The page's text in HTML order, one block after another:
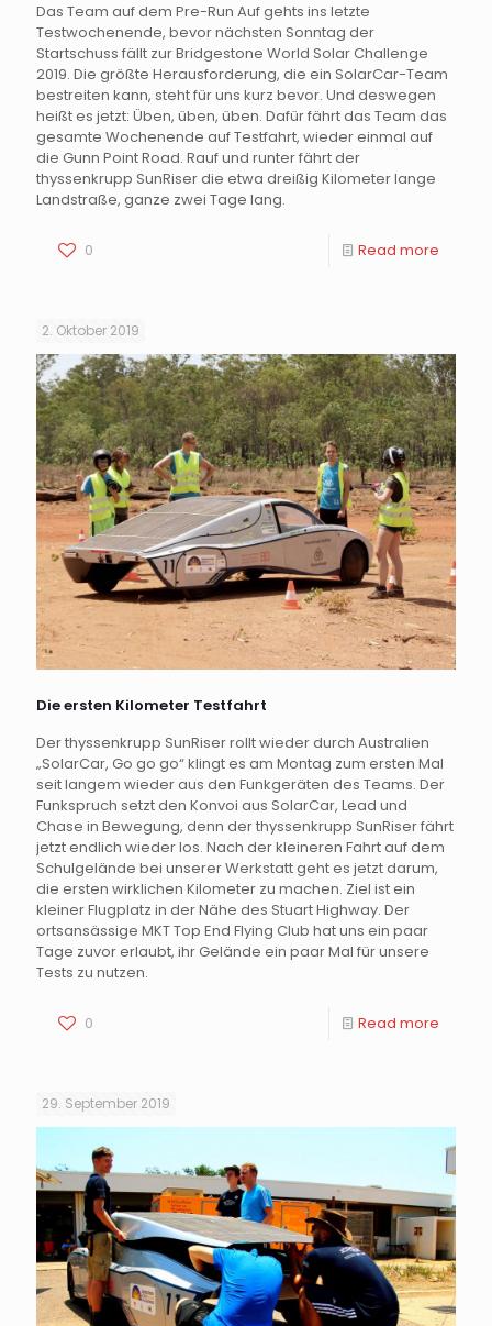
Das Team auf dem Pre-Run Auf gehts ins letzte
Testwochenende, bevor nächsten Sonntag der
Startschuss fällt zur Bridgestone World Solar Challenge
2019. Die größte Herausforderung, die ein SolarCar-Team
bestreiten kann, steht für uns kurz bevor. Und deswegen
heißt es jetzt: Üben, üben, üben. Dafür fährt das Team das
gesamte Wochenende auf Testfahrt, wieder einmal auf
die Gunn Point Road. Rauf und runter fährt der
thyssenkrupp SunRiser die etwa dreißig Kilometer lange
Landstraße, ganze zwei Tage lang.
0 Read more
2. Oktober 2019
Die ersten Kilometer Testfahrt
Der thyssenkrupp SunRiser rollt wieder durch Australien
„SolarCar, Go go go“ klingt es am Montag zum ersten Mal
seit langem wieder aus den Funkgeräten des Teams. Der
Funkspruch setzt den Konvoi aus SolarCar, Lead und
Chase in Bewegung, denn der thyssenkrupp SunRiser fährt
jetzt endlich wieder los. Nach der kleineren Fahrt auf dem
Schulgelände bei unserer Werkstatt geht es jetzt darum,
die ersten wirklichen Kilometer zu machen. Ziel ist ein
kleiner Flugplatz in der Nähe des Stuart Highway. Der
ortsansässige MKT Top End Flying Club hat uns ein paar
Tage zuvor erlaubt, ihr Gelände ein paar Mal für unsere
Tests zu nutzen.
0 Read more
29. September 2019